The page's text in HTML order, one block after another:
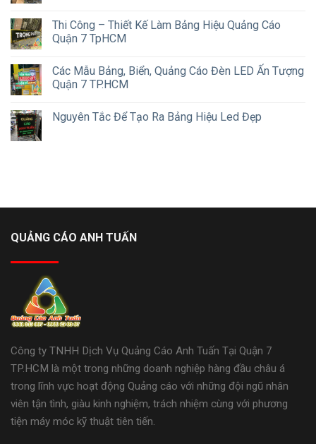
Thi Công – Thiết Kế Làm Bảng Hiệu Quảng Cáo
Quận 7 TpHCM
Các Mẫu Bảng, Biển, Quảng Cáo Đèn LED Ấn Tượng
Quận 7 TP.HCM
Nguyên Tắc Để Tạo Ra Bảng Hiệu Led Đẹp
QUẢNG CÁO ANH TUẤN
Công ty TNHH Dịch Vụ Quảng Cáo Anh Tuấn Tại Quận 7
TP.HCM là một trong những doanh nghiệp hàng đầu châu á
trong lĩnh vực hoạt động Quảng cáo với những đội ngũ nhân
viên tận tình, giàu kinh nghiệm, trách nhiệm cùng với phương
tiện máy móc kỹ thuật tiên tiến.